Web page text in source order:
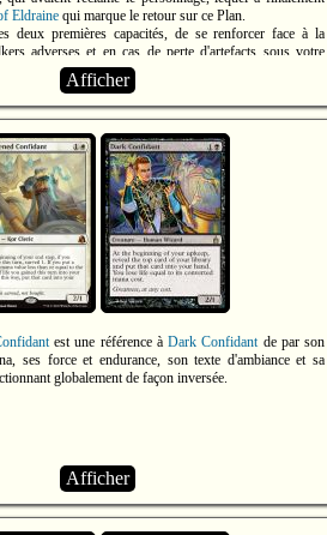
Eldraine qui marque le retour sur ce Plan.
deux premières capacités, de se renforcer face à la
adverses et en cas de perte d'artefacts sous votre
à son désir de vengeance envers
son compagnon dans le film.
officiel) -Source 2(Syr Ginger, the Meal Ender -
adored the trailer. [...] the main character from the
be seen. Where was Syr Ginger? [...] So, when we
Syr Ginger needed a card.")
Afficher
est une référence à Dark Confidantde par son
ses force et endurance, son texte d'ambiance et sa
globalement de façon inversée.
Afficher